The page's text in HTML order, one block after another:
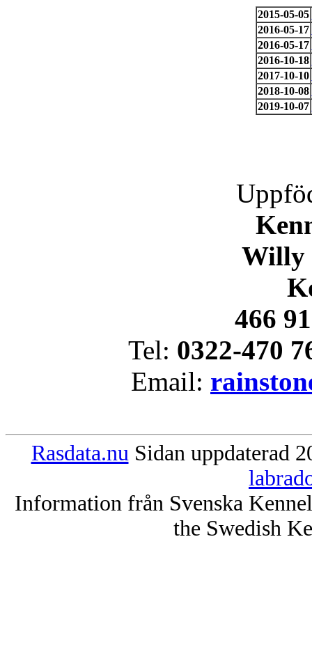
2015-05-05
2016-05-17
2016-05-17
2016-10-18
2017-10-10
2018-10-08
2019-10-07
Willy
466
Tel: 0322-470
Email:
Rasdata.nu Sidan uppdaterad
Information från Svenska
the Swedish